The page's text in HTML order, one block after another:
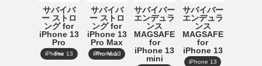
サバイバ
ー ストロ
ング for
iPhone 13
Pro
iPhone 13 Pro
サバイバ
ー ストロ
ング for
iPhone 13
Pro Max
iPhone 13 Pro Max
サバイバー
エンデュラ
ンス
MAGSAFE
for
iPhone 13
mini
サバイバー
エンデュラ
ンス
MAGSAFE
for
iPhone 13
iPhone 13